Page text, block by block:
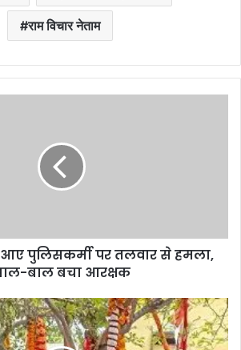
राम विचार नेताम
पुलिसकर्मी पर तलवार से हमला,
बाल बचा आरक्षक